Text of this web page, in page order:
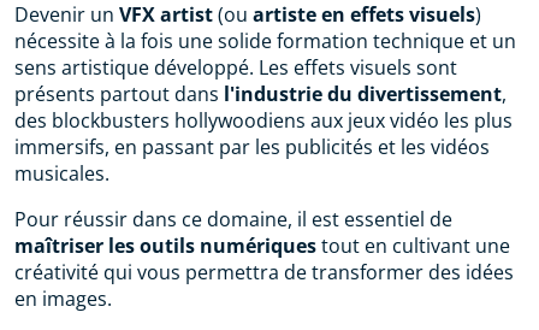
Devenir un VFX artist(ou artiste en effets visuels)
nécessite à la fois une solide formation technique et un
sens artistique développé. Les effets visuels sont
présents partout dans l'industrie du divertissement,
des blockbusters hollywoodiens aux jeux vidéo les plus
immersifs, en passant par les publicités et les vidéos
musicales.
Pour réussir dans ce domaine, il est essentiel de
maîtriser les outils numériquestout en cultivant une
créativité qui vous permettra de transformer des idées
en images.